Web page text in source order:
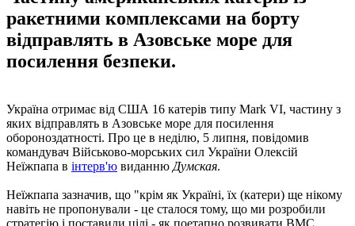
ракетними комплексами на борту
відправлять в Азовське море для
посилення безпеки.
Україна отримає від США 16 катерів типу Mark VI, частину з
яких відправлять в Азовське море для посилення
обороноздатності. Про це в неділю, 5 липня, повідомив
командувач Військово-морських сил України Олексій
Неїжпапа в інтерв'ю виданню Думская.
Неїжпапа зазначив, що "крім як Україні, їх (катери) ще нікому
навіть не пропонували - це сталося тому, що ми розробили
стратегію і поставили цілі - як поетапно розвивати ВМС